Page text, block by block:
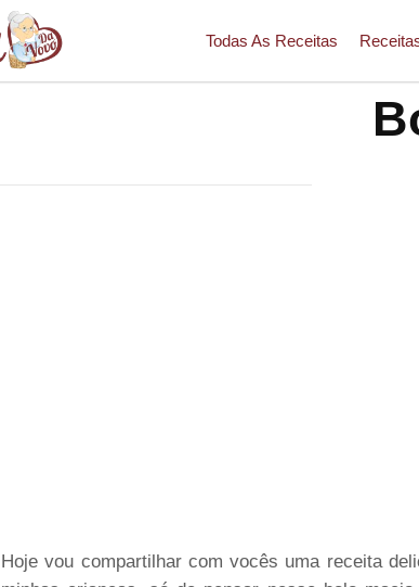
Todas As Receitas
Hoje vou compartilhar com vocês uma receita